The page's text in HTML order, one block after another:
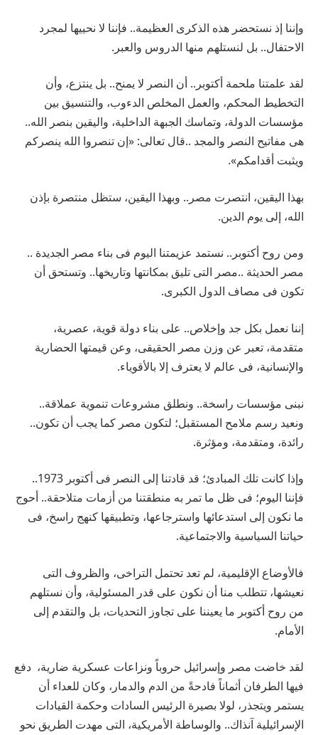
وإننا إذ نستحضر هذه الذكرى العظيمة.. فإننا لا نحييها لمجرد
الاحتفال.. بل لنستلهم منها الدروس والعبر.
لقد علمتنا ملحمة أكتوبر.. أن النصر لا يمنح.. بل ينتزع، وأن
التخطيط المحكم، والعمل المخلص الدءوب، والتنسيق بين
مؤسسات الدولة، وتماسك الجبهة الداخلية، واليقين بنصر الله..
هى مفاتيح النصر والمجد ..قال تعالى: «إن تنصروا الله ينصركم
ويثبت أقدامكم».
بهذا اليقين، انتصرت مصر.. وبهذا اليقين، ستظل منتصرة بإذن
الله، إلى يوم الدين.
ومن روح أكتوبر.. نستمد عزيمتنا اليوم فى بناء مصر الجديدة ..
مصر الحديثة ..مصر التى تليق بمكانتها وتاريخها.. وتستحق أن
تكون فى مصاف الدول الكبرى.
إننا نعمل بكل جد وإخلاص.. على بناء دولة قوية، عصرية،
متقدمة، تعبر عن وزن مصر الحقيقى، وعن قيمتها الحضارية
والإنسانية، فى عالم لا يعترف إلا بالأقوياء.
نبنى مؤسسات راسخة.. ونطلق مشروعات تنموية عملاقة..
ونعيد رسم ملامح المستقبل؛ لتكون مصر كما يجب أن تكون..
رائدة، ومتقدمة، ومؤثرة.
وإذا كانت تلك المبادئ؛ قد قادتنا إلى النصر فى أكتوبر 1973..
فإننا اليوم؛ فى ظل ما تمر به منطقتنا من أزمات متلاحقة.. أحوج
ما نكون إلى استدعائها واسترجاعها، وتطبيقها كنهج راسخ، فى
حياتنا السياسية والاجتماعية.
فالأوضاع الإقليمية، لم تعد تحتمل التراخى، والظروف التى
نعيشها، تتطلب منا أن نكون على قدر المسئولية، وأن نستلهم
من روح أكتوبر ما يعيننا على تجاوز التحديات، بل والتقدم إلى
الأمام.
لقد خاضت مصر وإسرائيل حروباً ونزاعات عسكرية ضارية، دفع
فيها الطرفان أثماناً فادحةً من الدم والدمار، وكان للعداء أن
يستمر ويتجذر، لولا بصيرة الرئيس السادات وحكمة القيادات
الإسرائيلية آنذاك.. والوساطة الأمريكية، التى مهدت الطريق نحو